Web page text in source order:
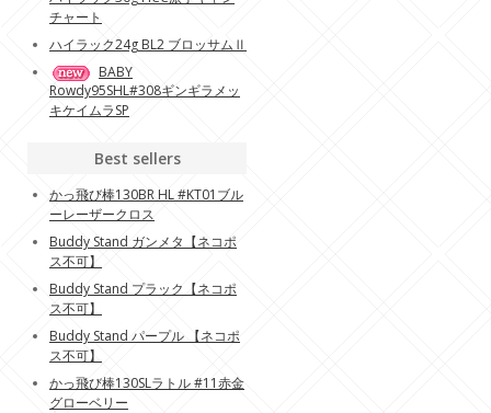
チャート
ハイラック24g BL2 ブロッサムⅡ
BABY
Rowdy95SHL#308ギンギラメッ
キケイムラSP
Best sellers
かっ飛び棒130BR HL #KT01ブル
ーレーザークロス
Buddy Stand ガンメタ【ネコポ
ス不可】
Buddy Stand プラック【ネコポ
ス不可】
Buddy Stand パープル 【ネコポ
ス不可】
かっ飛び棒130SLラトル #11赤金
グローベリー